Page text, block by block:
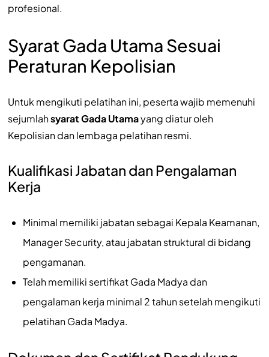
profesional.
Syarat Gada Utama Sesuai
Peraturan Kepolisian
Untuk mengikuti pelatihan ini, peserta wajib memenuhi
sejumlahsyarat Gada Utamayang diatur oleh
Kepolisian dan lembaga pelatihan resmi.
Kualifikasi Jabatan dan Pengalaman
Kerja
Minimal memiliki jabatan sebagai Kepala Keamanan,
Manager Security, atau jabatan struktural di bidang
pengamanan.
Telah memiliki sertifikat Gada Madya dan
pengalaman kerja minimal 2 tahun setelah mengikuti
pelatihan Gada Madya.